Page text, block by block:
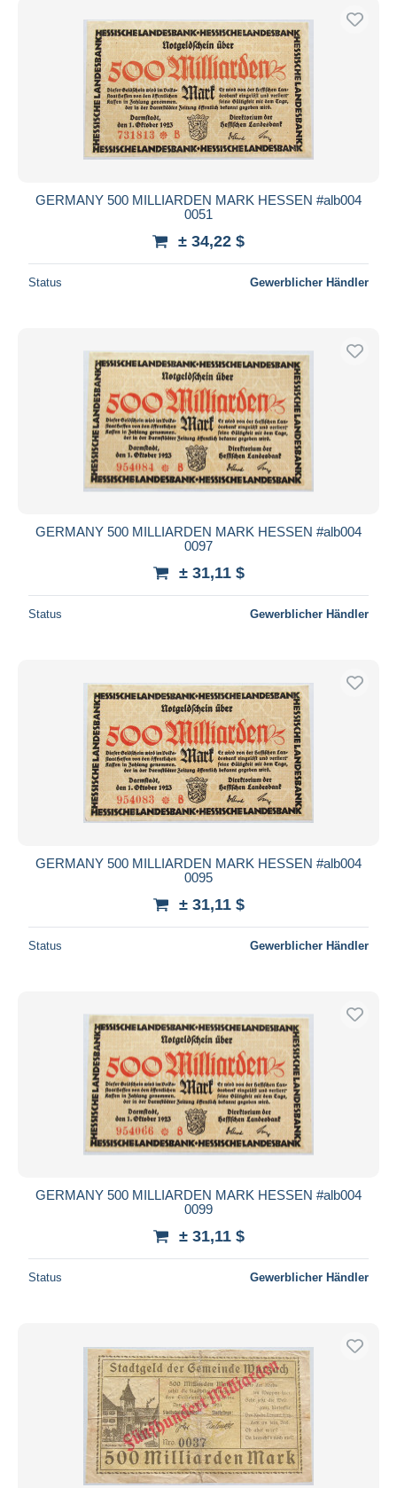
GERMANY 500 MILLIARDEN MARK HESSEN #alb004
0051
± 34,22 $
Status Gewerblicher Händler
GERMANY 500 MILLIARDEN MARK HESSEN #alb004
0097
± 31,11 $
Status Gewerblicher Händler
GERMANY 500 MILLIARDEN MARK HESSEN #alb004
0095
± 31,11 $
Status Gewerblicher Händler
GERMANY 500 MILLIARDEN MARK HESSEN #alb004
0099
± 31,11 $
Status Gewerblicher Händler